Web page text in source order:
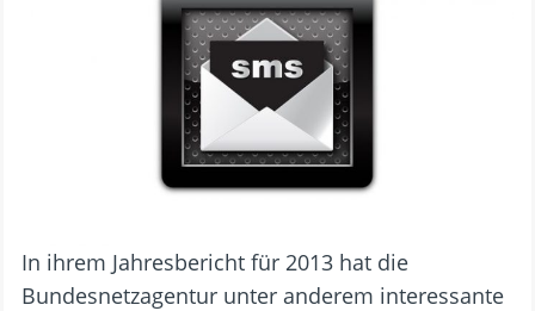
In ihrem Jahresbericht für 2013 hat die
Bundesnetzagentur unter anderem interessante